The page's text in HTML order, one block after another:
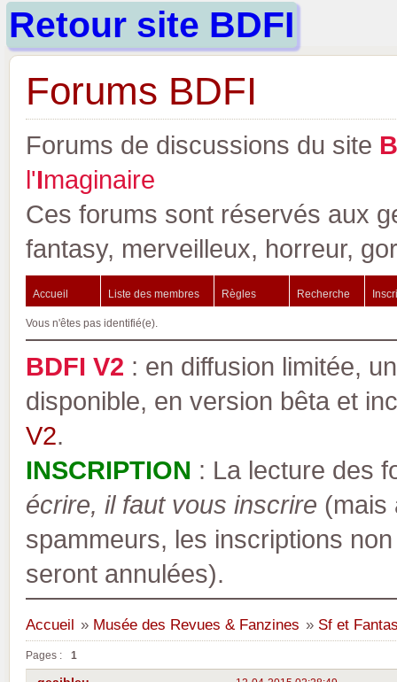
Retour site BDFI
Forums BDFI
Forums de discussions du site B
l'Imaginaire
Ces forums sont réservés aux
fantasy, merveilleux, horreur,
Accueil Liste des membres Règles Recherche
Vous n'êtes pas identifié(e).
BDFI V2 : en diffusion limitée,
disponible, en version bêta et
V2.
INSCRIPTION : La lecture des
écrire, il faut vous inscrire (mais
spammeurs, les inscriptions
seront annulées).
Accueil » Musée des Revues & Fanzines » Sf et
Pages : 1